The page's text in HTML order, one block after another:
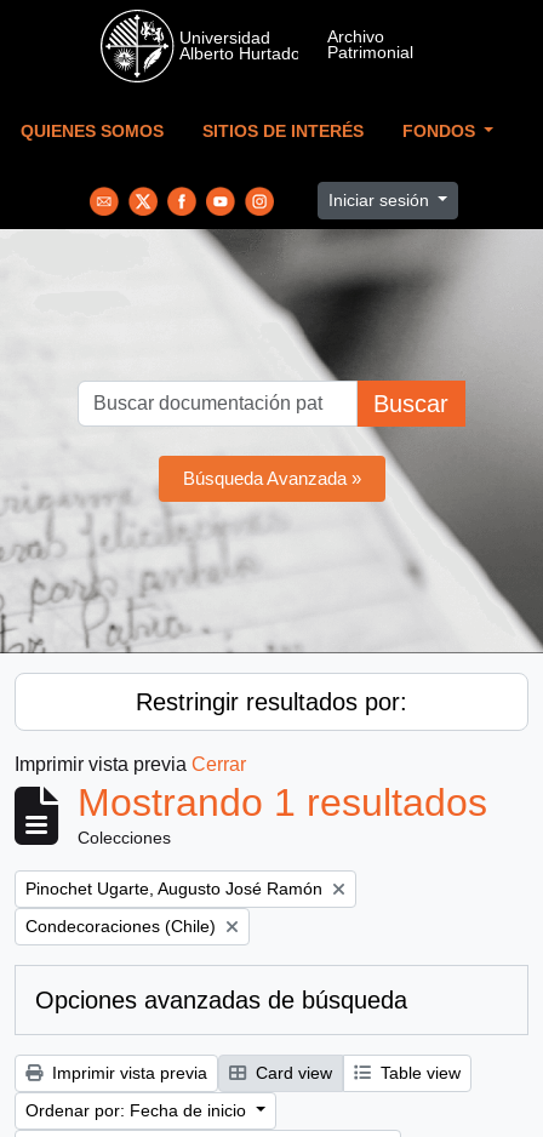
Skip to main content
QUIENES SOMOS SITIOS DE INTERÉS FONDOS
Iniciar sesión
Buscar
Búsqueda Avanzada »
Restringir resultados por:
Imprimir vista previa Cerrar
Mostrando 1 resultados
Colecciones
Remove filter:
Pinochet Ugarte, Augusto José Ramón
Remove filter:
Condecoraciones (Chile)
Opciones avanzadas de búsqueda
Imprimir vista previa Card view
Table view
Ordenar por: Fecha de inicio